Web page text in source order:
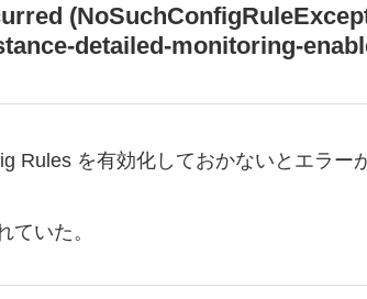
detailed-monitoring-
Rules を有効化しておかないとエラー
ていた。